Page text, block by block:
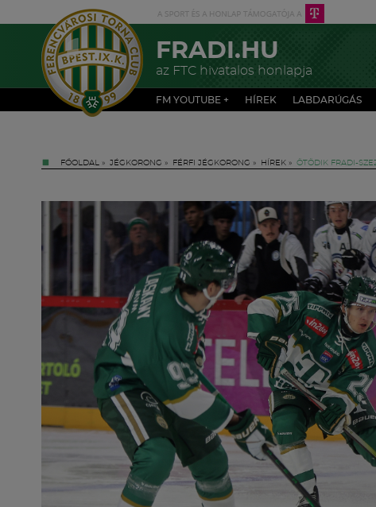
FRADI.HU
az FTC hivatalos honlapja
FM YOUTUBE + HÍREK LABDARÚGÁS
FŐOLDAL » JÉGKORONG » FÉRFI JÉGKORONG » HÍREK » ÖTÖDIK FRADI-